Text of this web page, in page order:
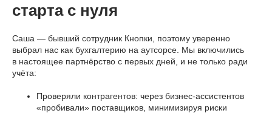
старта с нуля
Саша — бывший сотрудник Кнопки, поэтому уверенно
выбрал нас как бухгалтерию на аутсорсе. Мы включились
в настоящее партнёрство с первых дней, и не только ради
учёта:
Проверяли контрагентов: через бизнес-ассистентов
«пробивали» поставщиков, минимизируя риски